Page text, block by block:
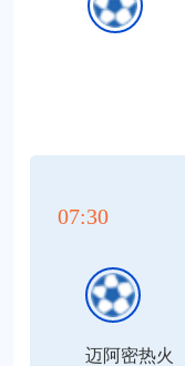
07:30
迈阿密热火